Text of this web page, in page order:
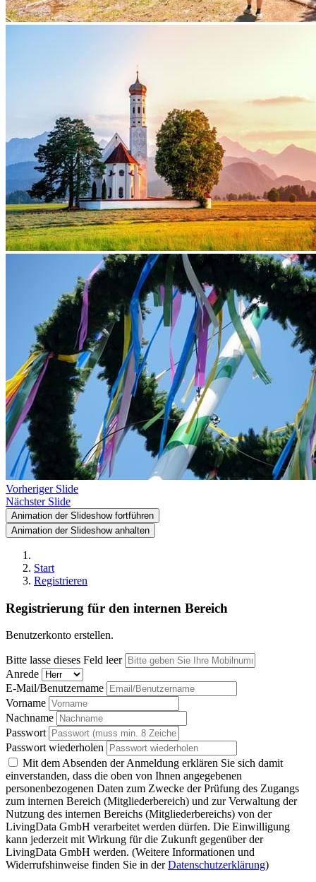
Vorheriger Slide
Nächster Slide
Animation der Slideshow fortführen
Animation der Slideshow anhalten
Start
Registrieren
Registrierung für den internen Bereich
Benutzerkonto erstellen.
Bitte lasse dieses Feld leer
Anrede
E-Mail/Benutzername
Vorname
Nachname
Passwort
Passwort wiederholen
Mit dem Absenden der Anmeldung erklären Sie sich damit
einverstanden, dass die oben von Ihnen angegebenen
personenbezogenen Daten zum Zwecke der Prüfung des Zugangs
zum internen Bereich (Mitgliederbereich) und zur Verwaltung der
Nutzung des internen Bereichs (Mitgliederbereichs) von der
LivingData GmbH verarbeitet werden dürfen. Die Einwilligung
kann jederzeit mit Wirkung für die Zukunft gegenüber der
LivingData GmbH werden. (Weitere Informationen und
Widerrufshinweise finden Sie in derDatenschutzerklärung)